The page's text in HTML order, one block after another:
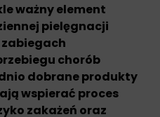
ważny element
pielęgnacji
chorób
dobrane produkty
wspierać proces
zakażeń oraz